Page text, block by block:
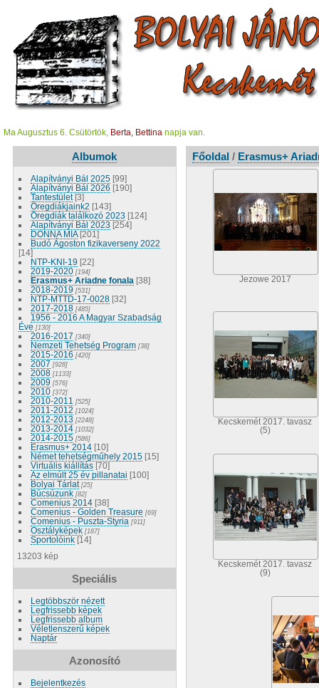
Ma Augusztus 6. Csütörtök, Berta, Bettina napja van.
Albumok
Alapítványi Bál 2025 [99]
Alapítványi Bál 2026 [190]
Tantestület [3]
Öregdiákjaink2 [143]
Öregdiák találkozó 2023 [124]
Alapítványi Bál 2023 [254]
DONNA MIA [201]
Budó Ágoston fizikaverseny 2022
[14]
NTP-KNI-19 [22]
2019-2020 [194]
Erasmus+ Ariadne fonala [38]
2018-2019 [531]
NTP-MTTD-17-0028 [32]
2017-2018 [485]
1956 - 2016 A Magyar Szabadság
Éve [130]
2016-2017 [340]
Nemzeti Tehetség Program [38]
2015-2016 [420]
2007 [928]
2008 [1133]
2009 [576]
2010 [372]
2010-2011 [525]
2011-2012 [1024]
2012-2013 [2248]
2013-2014 [1032]
2014-2015 [586]
Erasmus+ 2014 [10]
Német tehetségműhely 2015 [15]
Virtuális kiállítás [70]
Az elmúlt 25 év pillanatai [100]
Bolyai Tárlat [25]
Búcsúzunk [82]
Comenius 2014 [38]
Comenius - Golden Treasure [69]
Comenius - Puszta-Styria [911]
Osztályképek [187]
Sportolóink [14]
13203 kép
Speciális
Legtöbbször nézett
Legfrissebb képek
Legfrissebb album
Véletlenszerű képek
Naptár
Azonosító
Bejelentkezés
Főoldal/ Erasmus+
Jezowe 2017
Kecskemét 2017. tavasz
(5)
Kecskemét 2017. tavasz
(9)